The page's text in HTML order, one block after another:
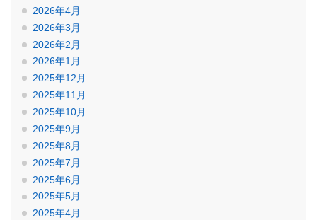
2026年4月
2026年3月
2026年2月
2026年1月
2025年12月
2025年11月
2025年10月
2025年9月
2025年8月
2025年7月
2025年6月
2025年5月
2025年4月